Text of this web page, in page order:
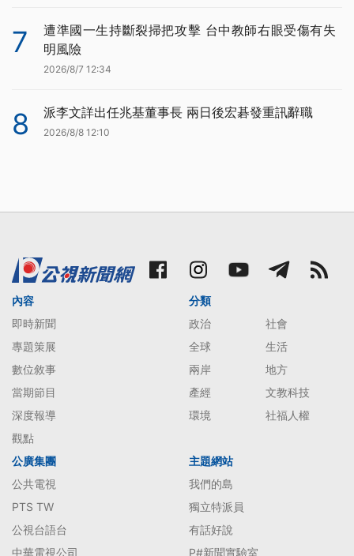
7
遭準國一生持斷裂掃把攻擊 台中教師右眼受傷有失
明風險
2026/8/7 12:34
8 派李文詳出任兆基董事長 兩日後宏碁發重訊辭職
2026/8/8 12:10
內容
即時新聞
專題策展
數位敘事
當期節目
深度報導
觀點
分類
政治
社會
全球
生活
兩岸
地方
產經
文教科技
環境
社福人權
公廣集團
公共電視
PTS TW
公視台語台
中華電視公司
主題網站
我們的島
獨立特派員
有話好說
P#新聞實驗室